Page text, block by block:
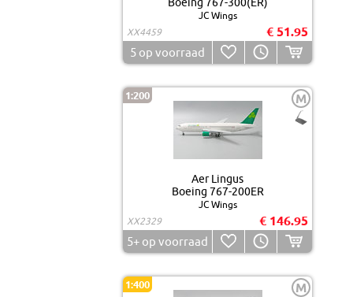
JC Wings
XX4459
€ 51.95
5 op voorraad
1:200 M
Aer Lingus
Boeing 767-200ER
JC Wings
XX2329
€ 146.95
5+ op voorraad
1:400 M